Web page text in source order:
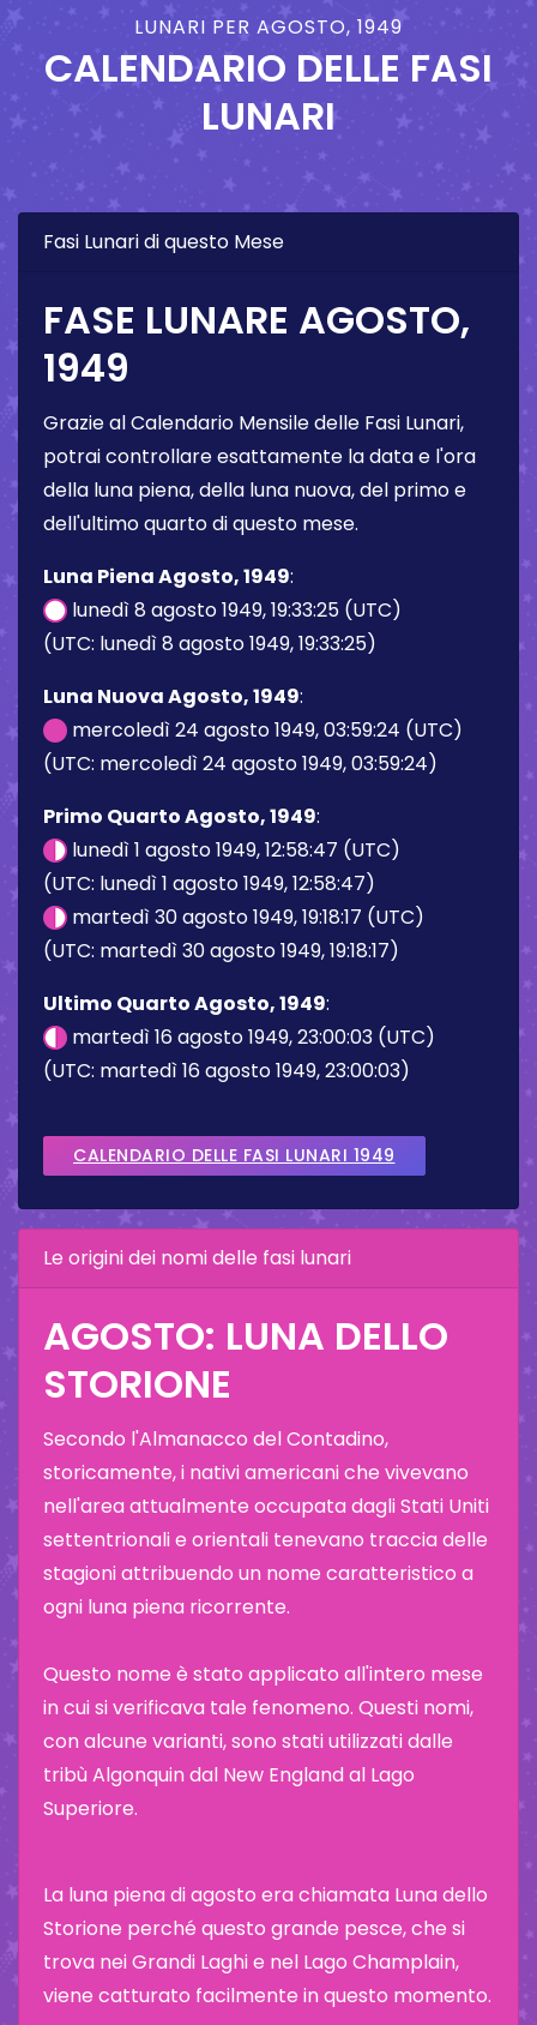
LUNARI PER AGOSTO, 1949
CALENDARIO DELLE FASI
LUNARI
Fasi Lunari di questo Mese
FASE LUNARE AGOSTO,
1949
Grazie al Calendario Mensile delle Fasi Lunari,
potrai controllare esattamente la data e l'ora
della luna piena, della luna nuova, del primo e
dell'ultimo quarto di questo mese.
Luna Piena Agosto, 1949:
lunedì 8 agosto 1949, 19:33:25 (UTC)
(UTC: lunedì 8 agosto 1949, 19:33:25)
Luna Nuova Agosto, 1949:
mercoledì 24 agosto 1949, 03:59:24 (UTC)
(UTC: mercoledì 24 agosto 1949, 03:59:24)
Primo Quarto Agosto, 1949:
lunedì 1 agosto 1949, 12:58:47 (UTC)
(UTC: lunedì 1 agosto 1949, 12:58:47)
martedì 30 agosto 1949, 19:18:17 (UTC)
(UTC: martedì 30 agosto 1949, 19:18:17)
Ultimo Quarto Agosto, 1949:
martedì 16 agosto 1949, 23:00:03 (UTC)
(UTC: martedì 16 agosto 1949, 23:00:03)
CALENDARIO DELLE FASI LUNARI 1949
Le origini dei nomi delle fasi lunari
AGOSTO: LUNA DELLO
STORIONE
Secondo l'Almanacco del Contadino,
storicamente, i nativi americani che vivevano
nell'area attualmente occupata dagli Stati Uniti
settentrionali e orientali tenevano traccia delle
stagioni attribuendo un nome caratteristico a
ogni luna piena ricorrente.
Questo nome è stato applicato all'intero mese
in cui si verificava tale fenomeno. Questi nomi,
con alcune varianti, sono stati utilizzati dalle
tribù Algonquin dal New England al Lago
Superiore.
La luna piena di agosto era chiamata Luna dello
Storione perché questo grande pesce, che si
trova nei Grandi Laghi e nel Lago Champlain,
viene catturato facilmente in questo momento.